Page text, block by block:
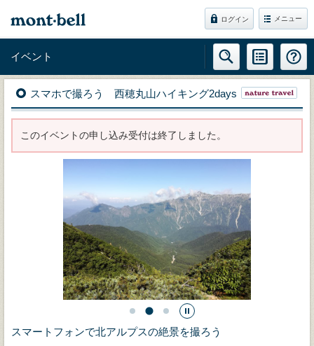
ログイン メニュー
イベント
スマホで撮ろう 西穂丸山ハイキング2days
このイベントの申し込み受付は終了しました。
スマートフォンで北アルプスの絶景を撮ろう